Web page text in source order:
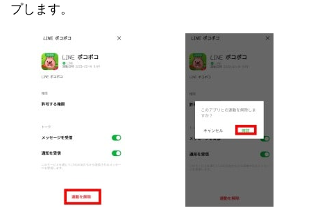
プします。